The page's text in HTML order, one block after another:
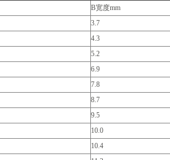
B宽度mm
3.7
4.3
5.2
6.9
7.8
8.7
9.5
10.0
10.4